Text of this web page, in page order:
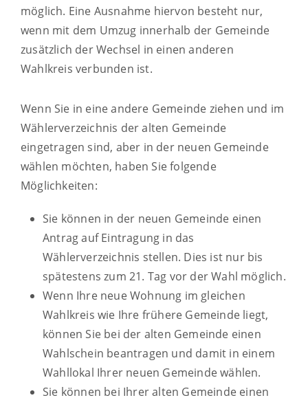
möglich. Eine Ausnahme hiervon besteht nur,
wenn mit dem Umzug innerhalb der Gemeinde
zusätzlich der Wechsel in einen anderen
Wahlkreis verbunden ist.
Wenn Sie in eine andere Gemeinde ziehen und im
Wählerverzeichnis der alten Gemeinde
eingetragen sind, aber in der neuen Gemeinde
wählen möchten, haben Sie folgende
Möglichkeiten:
Sie können in der neuen Gemeinde einen
Antrag auf Eintragung in das
Wählerverzeichnis stellen. Dies ist nur bis
spätestens zum 21. Tag vor der Wahl möglich.
Wenn Ihre neue Wohnung im gleichen
Wahlkreis wie Ihre frühere Gemeinde liegt,
können Sie bei der alten Gemeinde einen
Wahlschein beantragen und damit in einem
Wahllokal Ihrer neuen Gemeinde wählen.
Sie können bei Ihrer alten Gemeinde einen